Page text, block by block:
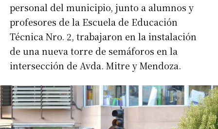
personal del municipio, junto a alumnos y
profesores de la Escuela de Educación
Técnica Nro. 2, trabajaron en la instalación
de una nueva torre de semáforos en la
intersección de Avda. Mitre y Mendoza.